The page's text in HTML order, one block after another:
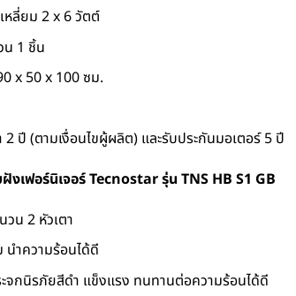
หลี่ยม 2 x 6 วัตต์
1 ชิ้น
x 50 x 100 ซม.
ปี (ตามเงื่อนไขผู้ผลิต) และรับประกันมอเตอร์ 5 ปี
งเฟอร์นิเจอร์ Tecnostar รุ่น TNS HB S1 GB
น 2 หัวเตา
นำความร้อนได้ดี
จกนิรภัยสีดำ แข็งแรง ทนทานต่อความร้อนได้ดี